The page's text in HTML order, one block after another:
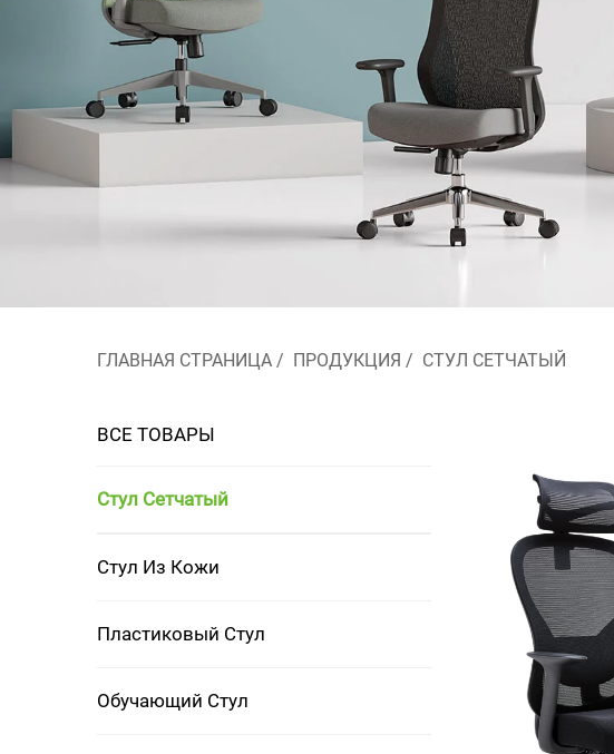
ГЛАВНАЯ СТРАНИЦА / ПРОДУКЦИЯ / СТУЛ СЕТЧАТЫЙ
ВСЕ ТОВАРЫ
Стул Сетчатый
Стул Из Кожи
Пластиковый Стул
Обучающий Стул